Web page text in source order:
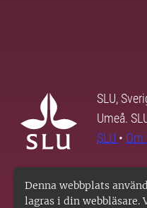
Denna webbplats
lagras i din webbläsare.
SLU,
Umeå.
SLU • Om